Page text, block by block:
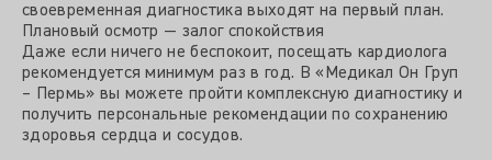
своевременная диагностика выходят на первый план.
Плановый осмотр — залог спокойствия
Даже если ничего не беспокоит, посещать кардиолога
рекомендуется минимум раз в год. В «Медикал Он Груп
– Пермь» вы можете пройти комплексную диагностику и
получить персональные рекомендации по сохранению
здоровья сердца и сосудов.